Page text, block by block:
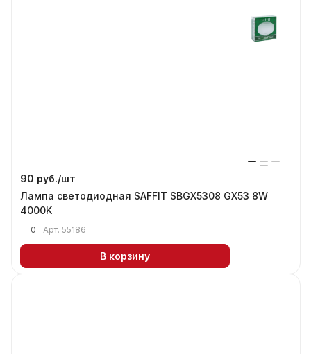
90 руб./шт
Лампа светодиодная SAFFIT SBGX5308 GX53 8W
4000K
0 Арт. 55186
В корзину